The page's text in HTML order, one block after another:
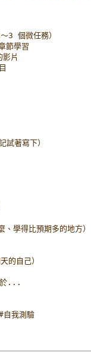
3 個微任務）
學習
片
著寫下）
學得比預期多的地方）
的自己）
於...
我測驗